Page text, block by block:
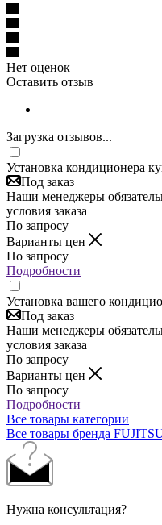
Нет оценок
Оставить отзыв
Загрузка отзывов...
Установка кондиционера
Под заказ
Наши менеджеры
условия заказа
По запросу
Варианты цен
По запросу
Подробности
Установка вашего
Под заказ
Наши менеджеры
условия заказа
По запросу
Варианты цен
По запросу
Подробности
Все товары категории
Все товары бренда
Нужна консультация?